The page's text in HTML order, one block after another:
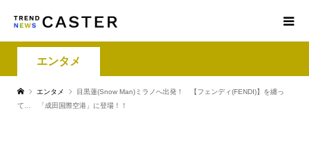
エンタメ
エンタメ
目黒蓮(Snow Man)ミラノへ出発！ 【フェンディ(FENDI)】を纏っ
て… 「成田国際空港」に登場！！